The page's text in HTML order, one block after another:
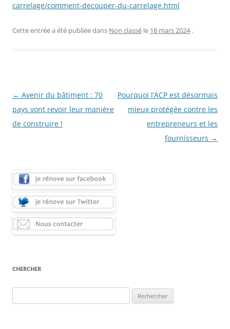
carrelage/comment-decouper-du-carrelage.html
Cette entrée a été publiée dans Non classé le 18 mars 2024 .
Navigation
des
articles
← Avenir du bâtiment : 70
pays vont revoir leur manière
de construire !
Pourquoi l’ACP est désormais
mieux protégée contre les
entrepreneurs et les
fournisseurs →
CHERCHER